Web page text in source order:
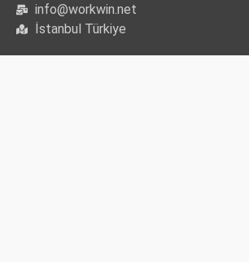
info@workwin.net
İstanbul Türkiye